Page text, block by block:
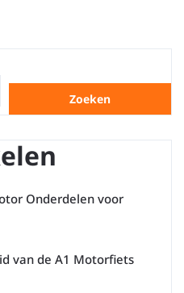
Zoeken
Onderdelen voor
van de A1 Motorfiets